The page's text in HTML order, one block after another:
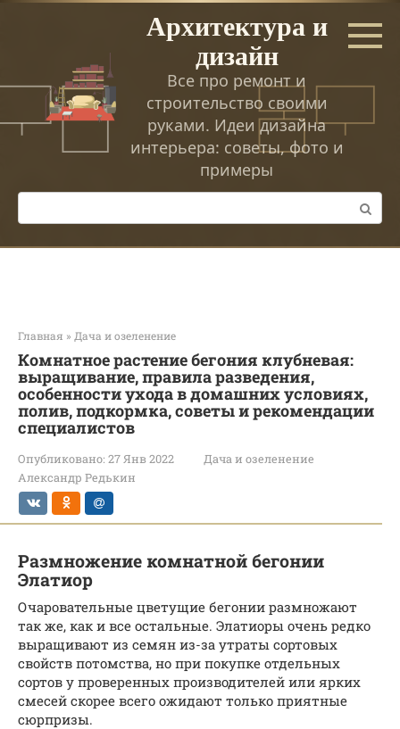
Перейти
Архитектура и
дизайн
Все про ремонт и
строительство своими
руками. Идеи дизайна
интерьера: советы, фото и
примеры
Поиск:
Главная » Дача и озеленение
Комнатное растение бегония клубневая:
выращивание, правила разведения,
особенности ухода в домашних условиях,
полив, подкормка, советы и рекомендации
специалистов
Опубликовано: 27 Янв 2022
Дача и озеленение
Александр Редькин
Размножение комнатной бегонии
Элатиор
Очаровательные цветущие бегонии размножают
так же, как и все остальные. Элатиоры очень редко
выращивают из семян из-за утраты сортовых
свойств потомства, но при покупке отдельных
сортов у проверенных производителей или ярких
смесей скорее всего ожидают только приятные
сюрпризы.